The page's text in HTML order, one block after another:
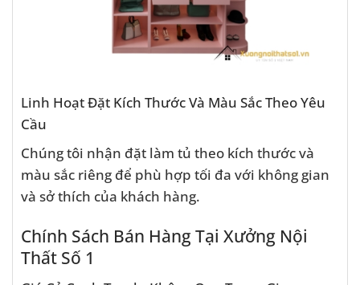
Linh Hoạt Đặt Kích Thước Và Màu Sắc Theo Yêu
Cầu
Chúng tôi nhận đặt làm tủ theo kích thước và
màu sắc riêng để phù hợp tối đa với không gian
và sở thích của khách hàng.
Chính Sách Bán Hàng Tại Xưởng Nội
Thất Số 1